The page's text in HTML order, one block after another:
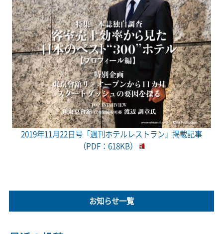
2019年11月22日号「週刊ホテルレストラン」掲載記事
（PDF：618KB）
お知らせ一覧